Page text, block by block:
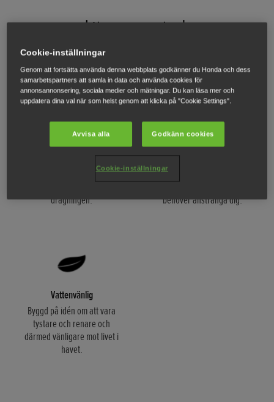
Liten men stark
När du kör iväg kommer du att bli förvånad över hur mycket kul du kan ha med
vår minsta Honda-utombordare.
Innovativ teknik
encylindrig fyrtakt som
dragningen.
Bekväm design
bära med ett ergonomiskt
behöver anstränga dig.
Vattenvänlig
Byggd på idén om att vara
tystare och renare och
därmed vänligare mot livet i
havet.
Cookie-inställningar
Genom att fortsätta använda denna webbplats godkänner du Honda och dess
samarbetspartners att samla in data och använda cookies för
annonsannonsering, sociala medier och mätningar. Du kan läsa mer och
uppdatera dina val när som helst genom att klicka på "Cookie Settings".
Avvisa alla Godkänn cookies
Cookie-inställningar